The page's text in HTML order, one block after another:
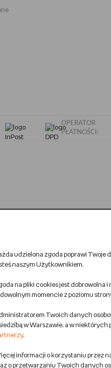
OPERATOR
PŁATNOŚCI:
udzielona zgoda poprawi Twoje
naszym Użytkownikiem.
na pliki cookies jest dobrowolna i
momencie z poziomu
Twoich danych
w Warszawie, a w niektórych
.
informacji o korzystaniu przez
o przetwarzaniu Twoich danych